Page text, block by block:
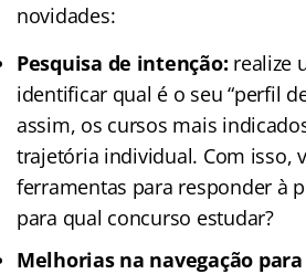
novidades:
Pesquisa de intenção: realize
identificar qual é o seu “perfil
assim, os cursos mais
trajetória individual. Com isso,
ferramentas para responder à
para qual concurso estudar?
Melhorias na navegação